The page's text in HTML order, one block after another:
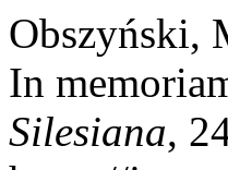
Obszyński,
In
Silesiana,